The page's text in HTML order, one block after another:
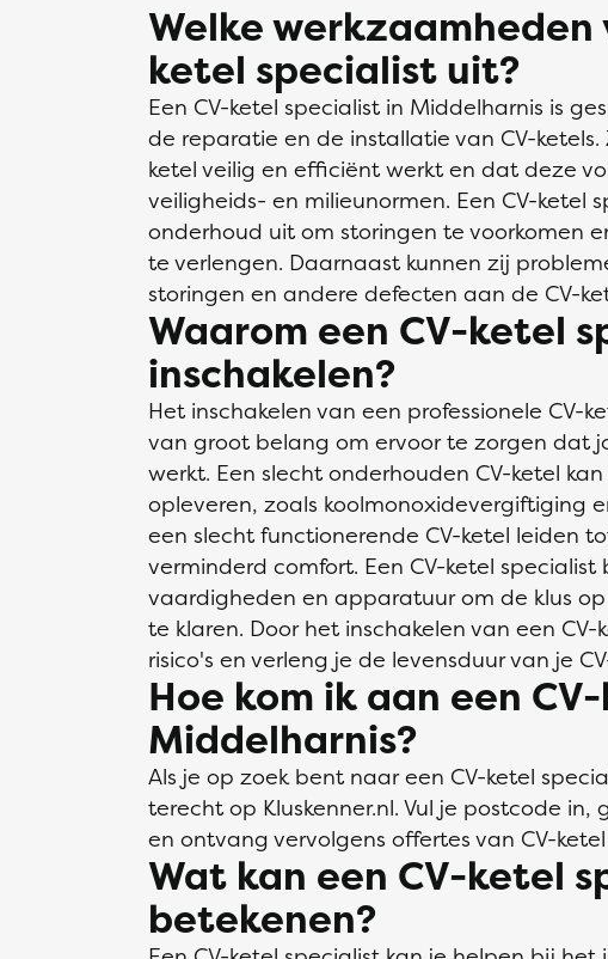
Welke werkzaamheden
ketel specialist uit?
Een CV-ketel specialist in Middelharnis is
de reparatie en de installatie van CV-
ketel veilig en efficiënt werkt en dat deze
veiligheids- en milieunormen. Een CV-ketel
onderhoud uit om storingen te voorkomen
te verlengen. Daarnaast kunnen zij
storingen en andere defecten aan de CV-
Waarom een CV-ketel
inschakelen?
Het inschakelen van een professionele CV-
van groot belang om ervoor te zorgen dat
werkt. Een slecht onderhouden CV-ketel
opleveren, zoals koolmonoxidevergiftiging
een slecht functionerende CV-ketel leiden
verminderd comfort. Een CV-ketel specialist
vaardigheden en apparatuur om de klus
te klaren. Door het inschakelen van een
risico's en verleng je de levensduur van je
Hoe kom ik aan een
Middelharnis?
Als je op zoek bent naar een CV-ketel
terecht op Kluskenner.nl. Vul je postcode in,
en ontvang vervolgens offertes van CV-
Wat kan een CV-ketel
betekenen?